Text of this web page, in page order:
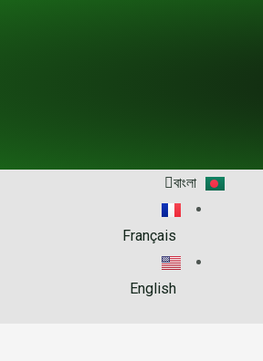
বাংলা
Français
English